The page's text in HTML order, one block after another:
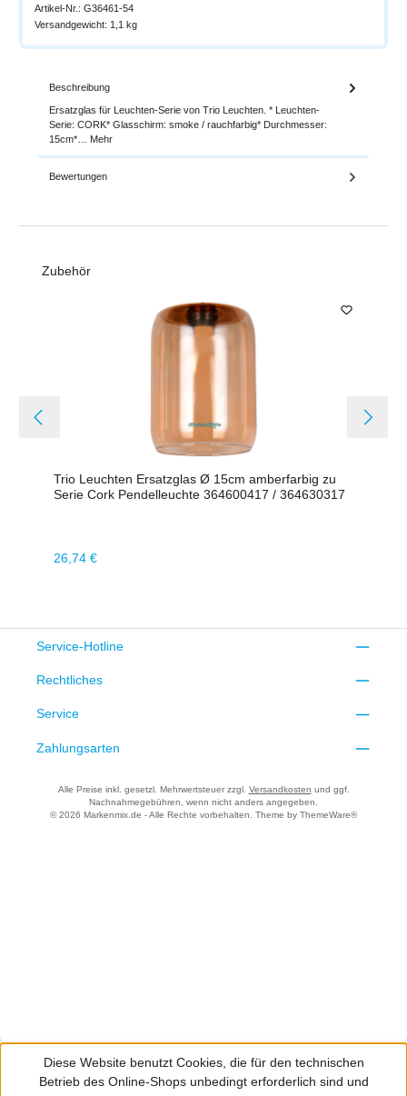
Artikel-Nr.: G36461-54
Versandgewicht: 1,1 kg
Beschreibung
Ersatzglas für Leuchten-Serie von Trio Leuchten. * Leuchten-
Serie: CORK* Glasschirm: smoke / rauchfarbig* Durchmesser:
15cm*… Mehr
Bewertungen
Produktgalerie überspringen
Zubehör
Trio Leuchten Ersatzglas Ø 15cm amberfarbig zu
Serie Cork Pendelleuchte 364600417 / 364630317
Regulärer Preis:
26,74 €
Service-Hotline
Rechtliches
Service
Zahlungsarten
Alle Preise inkl. gesetzl. Mehrwertsteuer zzgl. Versandkosten und ggf.
Nachnahmegebühren, wenn nicht anders angegeben.
© 2026 Markenmix.de - Alle Rechte vorbehalten. Theme by ThemeWare®
Diese Website benutzt Cookies, die für den technischen
Betrieb des Online-Shops unbedingt erforderlich sind und